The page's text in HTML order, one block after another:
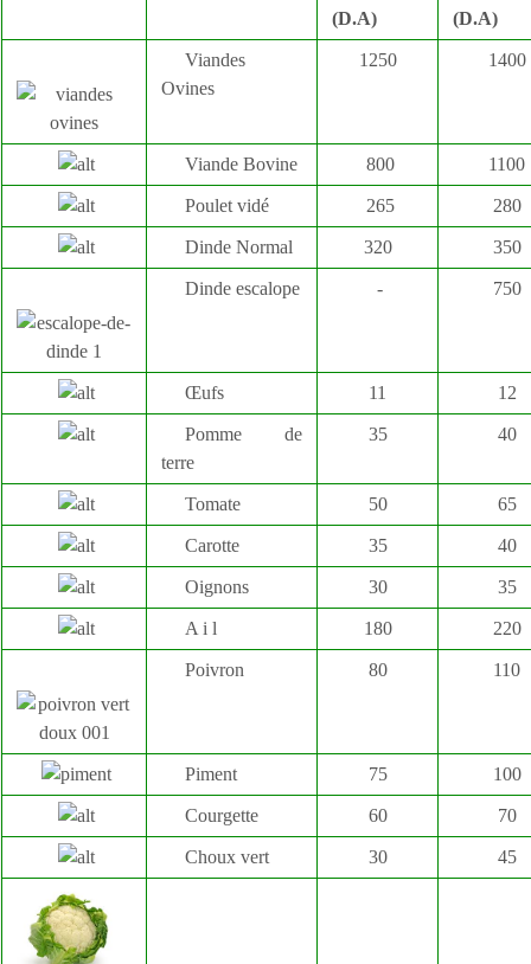
(D.A)
(D.A)
Viandes
Ovines
1250 1400
Viande Bovine 800 1100
Poulet vidé 265 280
Dinde Normal 320 350
Dinde escalope - 750
Œufs 11 12
Pomme de
terre
35 40
Tomate 50 65
Carotte 35 40
Oignons 30 35
A i l 180 220
Poivron 80 110
Piment 75 100
Courgette 60 70
Choux vert 30 45